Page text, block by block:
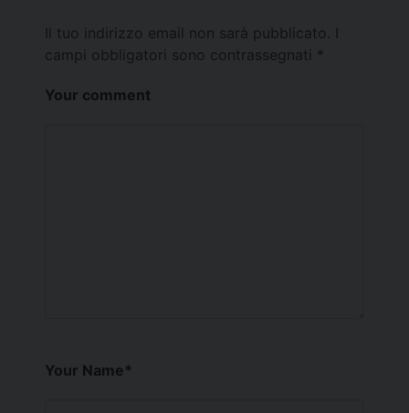
Il tuo indirizzo email non sarà pubblicato.
campi obbligatori sono contrassegnati *
Your comment
Your Name*